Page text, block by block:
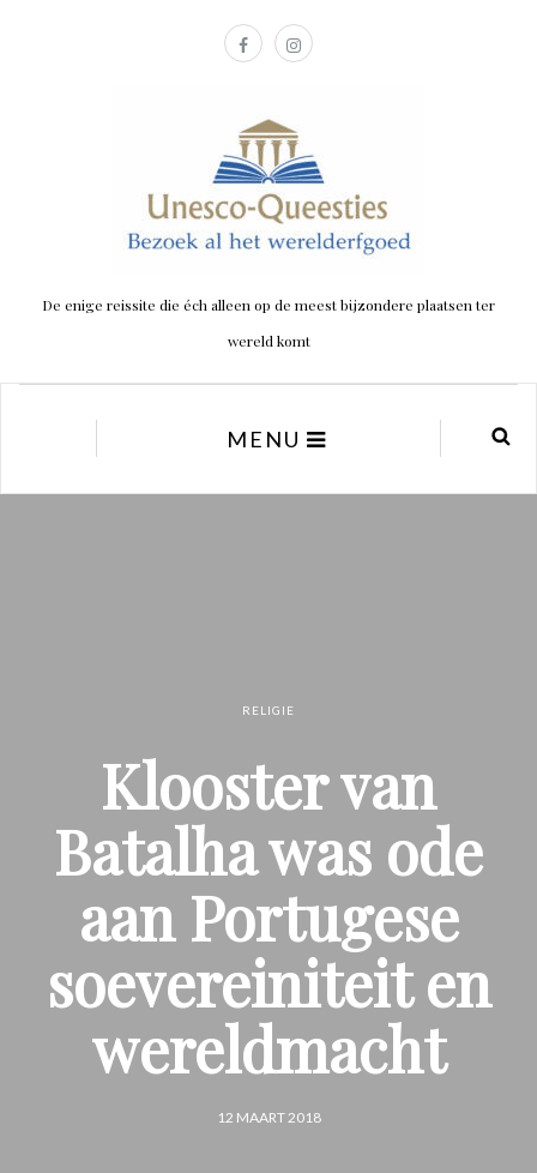
De enige reissite die éch alleen op de meest bijzondere plaatsen ter
wereld komt
MENU
RELIGIE
Klooster van
Batalha was ode
aan Portugese
soevereiniteit en
wereldmacht
12 MAART 2018